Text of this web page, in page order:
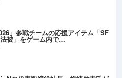
」参戦チームの応援アイテム「SF
被」をゲーム内で…